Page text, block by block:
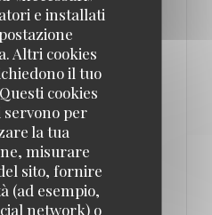
e installati
Altri cookies
il tuo
cookies
servono per
la tua
misurare
sito, fornire
(ad esempio,
network) o
avec réduction de jus
au vinaigre de
avant sa belle île
beurre salé, avec
à une clientèle vite
vins (le Mas de
est au rendez-vous) et
d’avoir son rond de